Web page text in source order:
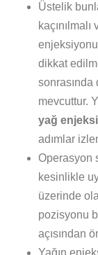
Üstelik
dikkat
mevcuttur.
yağ
adımlar
Operasyon
kesinlikle
üzerinde
pozisyonu
açısından